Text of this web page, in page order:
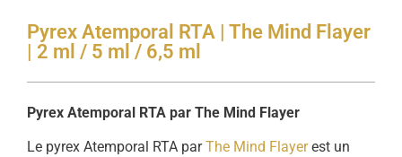
Pyrex Atemporal RTA | The Mind Flayer
| 2 ml / 5 ml / 6,5 ml
Pyrex Atemporal RTA par The Mind Flayer
Le pyrex Atemporal RTA parThe Mind Flayerest un